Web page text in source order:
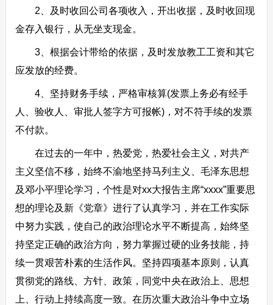
2、及时收回公司各项收入，开出收据，及时收回现
金存入银行，从无坐支现金。
3、根据会计带给的依据，及时发放教工工资和其它
应发放的经费。
4、坚持财务手续，严格审核算(发票上务必有经手
人、验收人、审批人签字方可报帐)，对不符手续的发票
不付款。
在过去的一年中，热爱党，热爱社会主义，对共产
主义坚信不移，始终不渝地坚持马列主义、毛泽东思想
及邓小平理论学习，个性是对xx大报告主席“xxxx”重要思
想的理论及新《党章》进行了认真学习，并在工作实际
中努力实践，使自己的政治理论水平不断提高，始终坚
持坚定正确的政治方向，努力掌握过硬的业务技能，持
续一贯艰苦朴素的生活作风。坚持四项基本原则，认真
贯彻党的路线、方针、政策，同党中央在政治上、思想
上、行动上持续高度一致。在历次重大政治斗争中立场